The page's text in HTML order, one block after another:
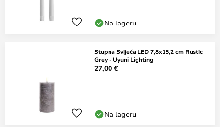
Na lageru
Stupna Svijeća LED 7,8x15,2 cm Rustic
Grey - Uyuni Lighting
27,00 €
Na lageru